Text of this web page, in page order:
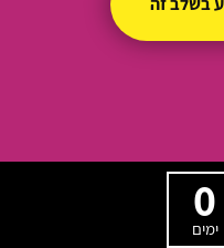
0
ימים